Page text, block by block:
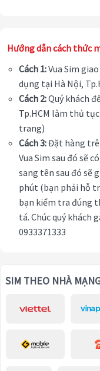
Hướng dẫn cách thức
Cách 1:Vua Sim
dụng tại Hà Nội,
Cách 2:Quý khách
Tp.HCM làm thủ
trang)
Cách 3:Đặt hàng
Vua Sim sau đó sẽ
sang tên sau đó sẽ
phút (bạn phải hỗ
bạn kiểm tra đúng
tá. Chúc quý khách
0933371333
SIM THEO NHÀ